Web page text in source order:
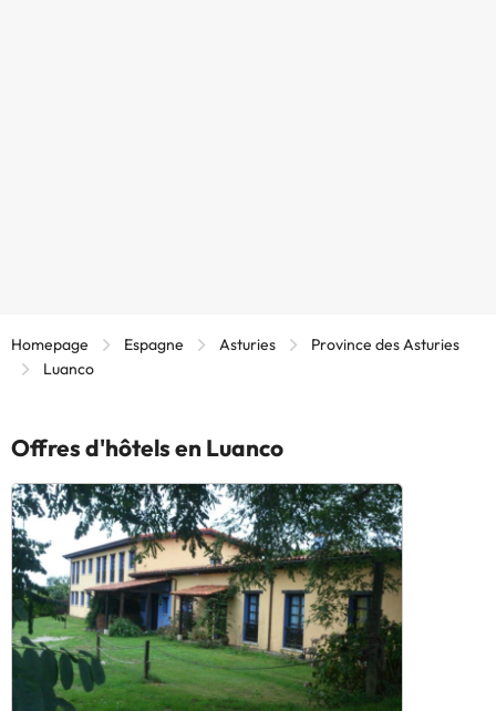
Homepage Espagne Asturies
Province des Asturies
Luanco
Offres d'hôtels en Luanco